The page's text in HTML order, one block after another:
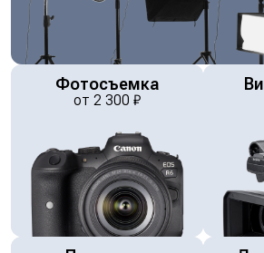
Фотосъемка
от 2 300 ₽